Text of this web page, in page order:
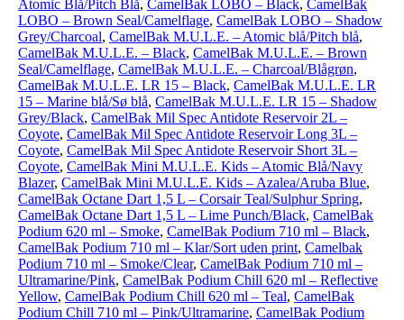
Atomic Blå/Pitch Blå, CamelBak LOBO – Black, CamelBak
LOBO – Brown Seal/Camelflage, CamelBak LOBO – Shadow
Grey/Charcoal, CamelBak M.U.L.E. – Atomic blå/Pitch blå,
CamelBak M.U.L.E. – Black, CamelBak M.U.L.E. – Brown
Seal/Camelflage, CamelBak M.U.L.E. – Charcoal/Blågrøn,
CamelBak M.U.L.E. LR 15 – Black, CamelBak M.U.L.E. LR
15 – Marine blå/Sø blå, CamelBak M.U.L.E. LR 15 – Shadow
Grey/Black, CamelBak Mil Spec Antidote Reservoir 2L –
Coyote, CamelBak Mil Spec Antidote Reservoir Long 3L –
Coyote, CamelBak Mil Spec Antidote Reservoir Short 3L –
Coyote, CamelBak Mini M.U.L.E. Kids – Atomic Blå/Navy
Blazer, CamelBak Mini M.U.L.E. Kids – Azalea/Aruba Blue,
CamelBak Octane Dart 1,5 L – Corsair Teal/Sulphur Spring,
CamelBak Octane Dart 1,5 L – Lime Punch/Black, CamelBak
Podium 620 ml – Smoke, CamelBak Podium 710 ml – Black,
CamelBak Podium 710 ml – Klar/Sort uden print, Camelbak
Podium 710 ml – Smoke/Clear, CamelBak Podium 710 ml –
Ultramarine/Pink, CamelBak Podium Chill 620 ml – Reflective
Yellow, CamelBak Podium Chill 620 ml – Teal, CamelBak
Podium Chill 710 ml – Pink/Ultramarine, CamelBak Podium